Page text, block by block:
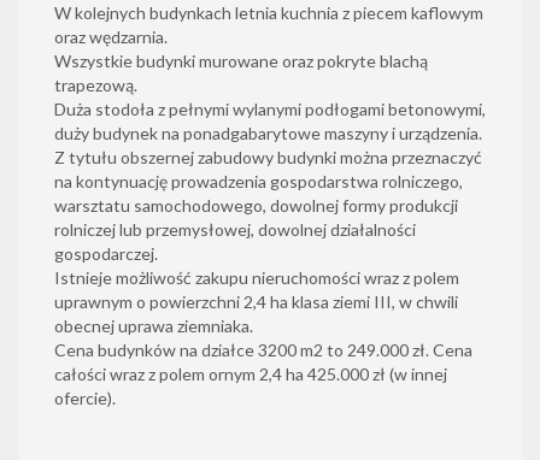
W kolejnych budynkach letnia kuchnia z piecem kaflowym
oraz wędzarnia.
Wszystkie budynki murowane oraz pokryte blachą
trapezową.
Duża stodoła z pełnymi wylanymi podłogami betonowymi,
duży budynek na ponadgabarytowe maszyny i urządzenia.
Z tytułu obszernej zabudowy budynki można przeznaczyć
na kontynuację prowadzenia gospodarstwa rolniczego,
warsztatu samochodowego, dowolnej formy produkcji
rolniczej lub przemysłowej, dowolnej działalności
gospodarczej.
Istnieje możliwość zakupu nieruchomości wraz z polem
uprawnym o powierzchni 2,4 ha klasa ziemi III, w chwili
obecnej uprawa ziemniaka.
Cena budynków na działce 3200 m2 to 249.000 zł. Cena
całości wraz z polem ornym 2,4 ha 425.000 zł (w innej
ofercie).